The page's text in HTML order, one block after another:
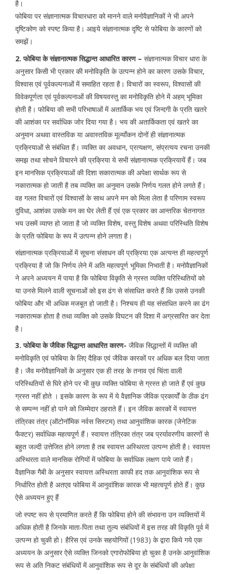
है।
फोबिया पर संज्ञानात्मक विचारधारा को मानने वाले मनोवैज्ञानिकों ने भी अपने
दृष्टिकोण को स्पष्ट किया है। आइये संज्ञानात्मक दृष्टि से फोबिया के कारणों को
समझें।
2. फोबिया के संज्ञानात्मक सिद्धान्त आधारित कारण – संज्ञानात्मक विचार धारा के
अनुसार किसी भी प्रकार की मनोविकृति के उत्पन्न होने का कारण उसके विचार,
विश्वास एवं पूर्वकल्पनाओं में समाहित रहता है। विचारों का स्वरूप, विश्वासों की
विवेकपूर्णता एवं पूर्वकल्पनाओं की विषयवस्तु का मनोविकृति होने में अहम् भूमिका
होती है। फोबिया की सभी परिभाषाओं में अतार्किक भय एवं जिन्दगी के प्रति खतरे
की आशंका पर सर्वाधिक जोर दिया गया है। भय की अतार्किकता एवं खतरे का
अनुमान अथवा वास्तविक या अवास्तविक मूल्यॉंकन दोनों ही संज्ञानात्मक
प्रक्रियाओं से संबंधित हैं। व्यक्ति का अवधान, प्रत्यक्षण, संप्रत्यय रचना उनकी
समझ तथा सोचने विचारने की प्रक्रिया ये सभी संज्ञानात्मक प्रक्रियायें हैं। जब
इन मानसिक प्रक्रियाओं की दिशा सकारात्मक की अपेक्षा सार्थक रूप से
नकारात्मक हो जाती है तब व्यक्ति का अनुमान उसके निर्णय गलत होने लगते हैं।
वह गलत विचारों एवं विश्वासों के साथ अपने मन को मिला लेता है परिणाम स्वरूप
दुविधा, आशंका उसके मन का घेर लेती हैं एवं एक प्रकार का आन्तरिक चेतनागत
भय उसमें व्याप्त हो जाता है जो व्यक्ति विशेष, वस्तु विशेष अथवा परिस्थिति विशेष
के प्रति फोबिया के रूप में उत्पन्न होने लगता है।
संज्ञानात्मक प्रक्रियाओं में सूचना संसाधन की प्रक्रिया एक अत्यन्त ही महत्वपूर्ण
प्रक्रिया है जो कि निर्णय लेने में अति महत्वपूर्ण भूमिका निभाती है। मनोवैज्ञानिकों
ने अपने अध्ययन में पाया है कि फोबिया विकृति से ग्रस्त व्यक्ति परिस्थितियों को
या उनसे मिलने वाली सूचनाओं को इस ढंग से संसाधित करते हैं कि उससे उनकी
फोबिया और भी अधिक मजबूत हो जाती है। निश्चय ही यह संसाधित करने का ढंग
नकारात्मक होता है तथा व्यक्ति को उसके विघटन की दिशा में अग्रसारित कर देता
है।
3. फोबिया के जैविक सिद्धान्त आधारित कारण- जैविक सिद्धान्तों में व्यक्ति की
मनोविकृति एवं फोबिया के लिए दैहिक एवं जैविक कारकों पर अधिक बल दिया जाता
है। जैव मनोवैज्ञानिकों के अनुसार एक ही तरह के तनाव एवं चिंता वाली
परिस्थितियों से घिरे होने पर भी कुछ व्यक्ति फोबिया से ग्रस्त हो जाते हैं एवं कुछ
ग्रस्त नहीं होते । इसके कारण के रूप में ये वैज्ञानिक जैविक प्रकार्यों के ठीक ढंग
से सम्पन्न नहीं हो पाने को जिम्मेदार ठहराते हैं। इन जैविक कारकों में स्वायत्त
तंत्रिका तंत्र (ऑटोनॉमिक नर्वस सिस्टम) तथा आनुवांशिक कारक (जेनेटिक
फैक्टर) सर्वाधिक महत्वपूर्ण हैं। स्वायत्त तंत्रिका तंत्र जब प्रर्यावरणीय कारणों से
बहुत जल्दी उत्तेजित होने लगता है तब स्वायत्त अस्थिरता उत्पन्न होती है। स्वायत्त
अस्थिरता वाले मानसिक रोगियों में फोबिया के सर्वाधिक लक्षण पाये जाते हैं।
वैज्ञानिक गैबी के अनुसार स्वायत्त अस्थिरता काफी हद तक आनुवांशिक रूप से
निर्धारित होती है अतएव फोबिया में आनुवांशिक कारक भी महत्वपूर्ण होते हैं। कुछ
ऐसे अध्ययन हुए हैं
जो स्पष्ट रूप से प्रमाणित करते हैं कि फोबिया होने की संभावना उन व्यक्तियों में
अधिक होती है जिनके माता-पिता तथा तुल्य संबंधियों में इस तरह की विकृति पूर्व में
उत्पन्न हो चुकी हो। हैरिस एवं उनके सहयोगियों (1983) के द्वारा किये गये एक
अध्ययन के अनुसार ऐसे व्यक्ति जिनको एगारोफोबिया हो चुका है उनके आनुवांशिक
रूप से अति निकट संबंधियों में आनुवांशिक रूप से दूर के संबंधियों की अपेक्षा